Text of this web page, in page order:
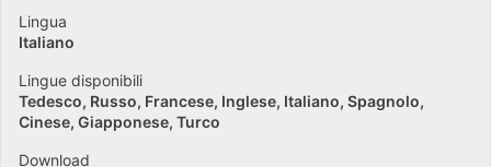
Lingua
Italiano
Lingue disponibili
Tedesco Russo Francese Inglese Italiano Spagnolo
Cinese Giapponese Turco
Download